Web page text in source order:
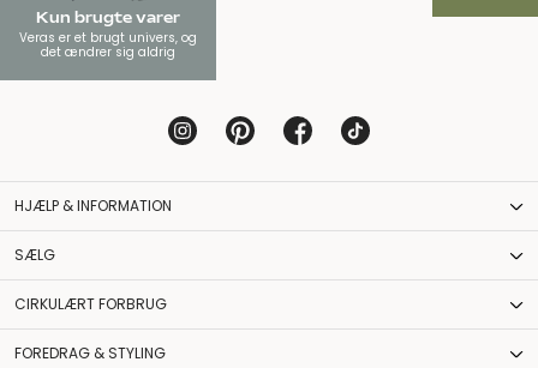
Kun brugte varer
Veras er et brugt univers, og
det ændrer sig aldrig
HJÆLP & INFORMATION
SÆLG
CIRKULÆRT FORBRUG
FOREDRAG & STYLING